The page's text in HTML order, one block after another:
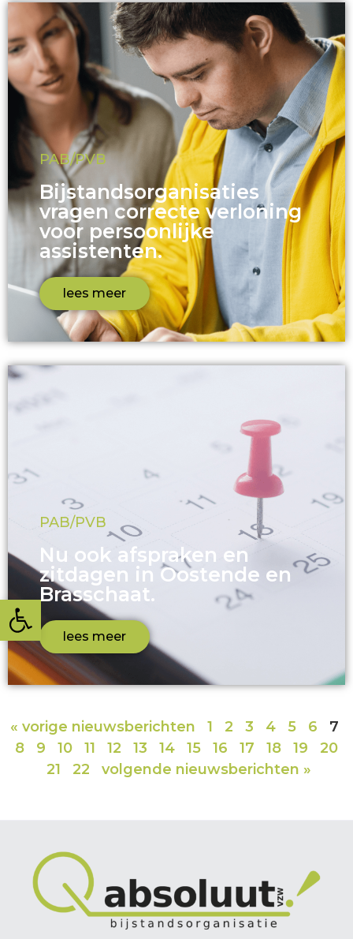
Toolbar openen
PAB/PVB
Bijstandsorganisaties
vragen correcte verloning
voor persoonlijke
assistenten.
lees meer
PAB/PVB
Nu ook afspraken en
zitdagen in Oostende en
Brasschaat.
lees meer
« vorige nieuwsberichten 1 2 3 4 5 6
7
8
9 10 11 12 13 14 15 16 17 18 19
20
21
22 volgende nieuwsberichten »